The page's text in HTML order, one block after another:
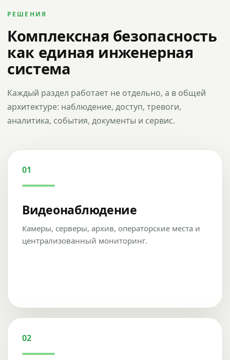
РЕШЕНИЯ
Комплексная безопасность
как единая инженерная
система
Каждый раздел работает не отдельно, а в общей
архитектуре: наблюдение, доступ, тревоги,
аналитика, события, документы и сервис.
01
Видеонаблюдение
Камеры, серверы, архив, операторские места и
централизованный мониторинг.
02